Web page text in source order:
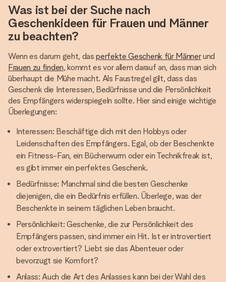
Was ist bei der Suche nach
Geschenkideen für Frauen und Männer
zu beachten?
Wenn es darum geht, dasperfekte Geschenk für Männerund
Frauen zu finden, kommt es vor allem darauf an, dass man sich
überhaupt die Mühe macht. Als Faustregel gilt, dass das
Geschenk die Interessen, Bedürfnisse und die Persönlichkeit
des Empfängers widerspiegeln sollte. Hier sind einige wichtige
Überlegungen:
Interessen: Beschäftige dich mit den Hobbys oder
Leidenschaften des Empfängers. Egal, ob der Beschenkte
ein Fitness-Fan, ein Bücherwurm oder ein Technikfreak ist,
es gibt immer ein perfektes Geschenk.
Bedürfnisse: Manchmal sind die besten Geschenke
diejenigen, die ein Bedürfnis erfüllen. Überlege, was der
Beschenkte in seinem täglichen Leben braucht.
Persönlichkeit: Geschenke, die zur Persönlichkeit des
Empfängers passen, sind immer ein Hit. Ist er introvertiert
oder extrovertiert? Liebt sie das Abenteuer oder
bevorzugt sie Komfort?
Anlass: Auch die Art des Anlasses kann bei der Wahl des